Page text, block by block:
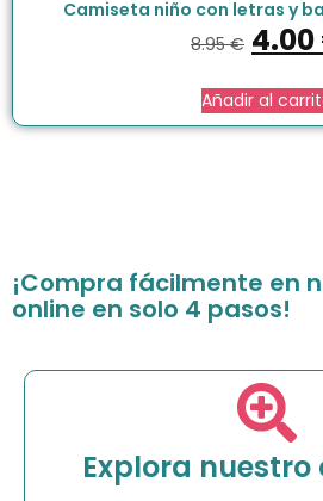
Camiseta niño con letras y
8.95€ 4.00
Añadir al
¡Compra fácilmente en
online en solo 4 pasos!
Explora